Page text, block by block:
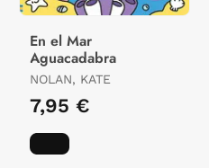
En el Mar
Aguacadabra
NOLAN, KATE
7,95 €